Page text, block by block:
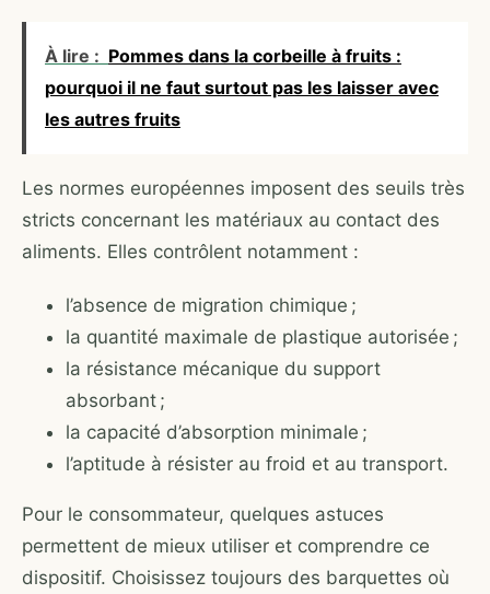
À lire : Pommes dans la corbeille à fruits :
pourquoi il ne faut surtout pas les laisser avec
les autres fruits
Les normes européennes imposent des seuils très
stricts concernant les matériaux au contact des
aliments. Elles contrôlent notamment :
l’absence de migration chimique ;
la quantité maximale de plastique autorisée ;
la résistance mécanique du support
absorbant ;
la capacité d’absorption minimale ;
l’aptitude à résister au froid et au transport.
Pour le consommateur, quelques astuces
permettent de mieux utiliser et comprendre ce
dispositif. Choisissez toujours des barquettes où